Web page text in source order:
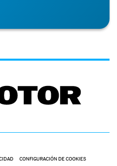
CONFIGURACIÓN DE COOKIES